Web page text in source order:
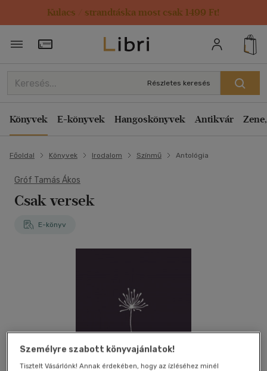
Kulacs / strandtáska most csak 1499 Ft!
Törzsvásárlói Kártya adatai
Részletes keresés
Könyvek E-könyvek Hangoskönyvek Antikvár
Főoldal Könyvek Irodalom Színmű Antológia
Gróf Tamás Ákos
Csak versek
E-könyv
Személyre szabott könyvajánlatok!
Tisztelt Vásárlónk! Annak érdekében, hogy az ízléséhez minél